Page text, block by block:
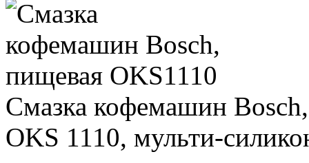
Смазка кофемашин
OKS 1110, мульти-